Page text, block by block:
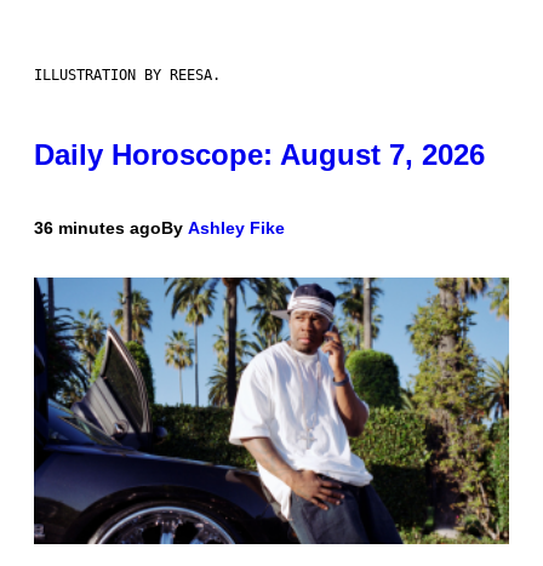
ILLUSTRATION BY REESA.
Daily Horoscope: August 7, 2026
36 minutes agoBy Ashley Fike